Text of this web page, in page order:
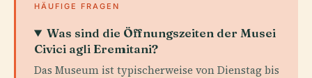
HÄUFIGE FRAGEN
Was sind die Öffnungszeiten der Musei
Civici agli Eremitani?
Das Museum ist typischerweise von Dienstag bis